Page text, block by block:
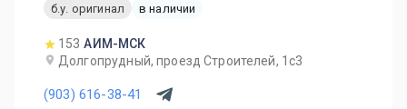
б.у. оригинал
в наличии
153 АИМ-МСК
Долгопрудный, проезд Строителей, 1с3
(903) 616-38-41